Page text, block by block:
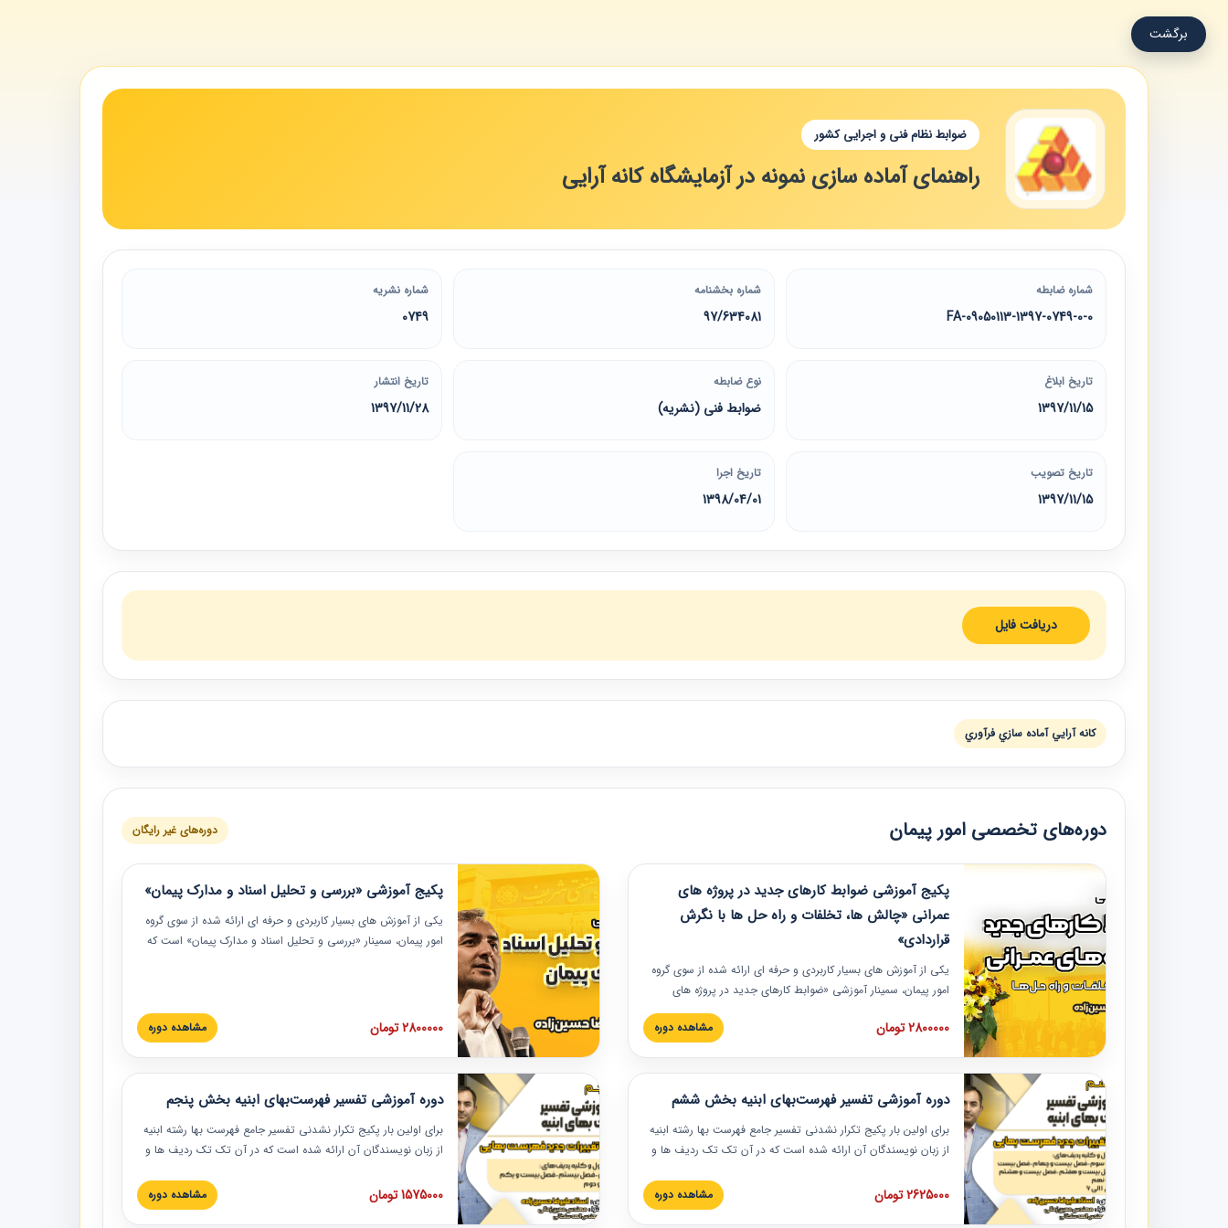
برگشت
ضوابط نظام فنی و اجرایی کشور
راهنمای آماده سازی نمونه در آزمایشگاه کانه آرایی
شماره ضابطه
09050113-1397-0749-0-0-FA
شماره بخشنامه
97/634081
شماره نشریه
0749
تاریخ ابلاغ
1397/11/15
نوع ضابطه
ضوابط فنی (نشریه)
تاریخ انتشار
1397/11/28
تاریخ تصویب
1397/11/15
تاریخ اجرا
1398/04/01
دریافت فایل
كانه آرايي آماده سازي فرآوري
دوره‌های تخصصی امور پیمان دوره‌های غیر رایگان
پکیج آموزشی ضوابط کارهای جدید در پروژه های
عمرانی «چالش ها، تخلفات و راه حل ها با نگرش
قراردادی»
یکی از آموزش‏‏‏‏‏‏ های بسیار کاربردی و حرفه‏ ای ارائه شده از سوی گروه
امور پیمان، سمینار آموزشی «ضوابط کارهای جدید در پروژه های
عمرانی» چالش ها، تخلفات و راه حل ها با نگرش قراردادی است که
در محل سندیکای شرکت های ساختمانی کشور ارائه شد. در این
به همراه تجربیات عملی ارائه شده است.
2800000 تومان مشاهده دوره
پکیج آموزشی «بررسی و تحلیل اسناد و مدارک پیمان»
یکی از آموزش‏‏‏‏‏‏ های بسیار کاربردی و حرفه‏ ای ارائه شده از سوی گروه
امور پیمان، سمینار «بررسی و تحلیل اسناد و مدارک پیمان» است که
عملی در این خصوص ارائه شده است.
2800000 تومان مشاهده دوره
دوره آموزشی تفسیر فهرست‌بهای ابنیه بخش ششم
برای اولین بار پکیج تکرار نشدنی تفسیر جامع فهرست بها رشته ابنیه
از زبان نویسندگان آن ارائه شده است که در آن تک تک ردیف ها و
تصویری بوده و به همراه تصاویر عملیات اجرایی مرتبط با ردیف های
فهرست بها ارائه شده است. این دوره با کلام مهندس
2625000 تومان مشاهده دوره
دوره آموزشی تفسیر فهرست‌بهای ابنیه بخش پنجم
برای اولین بار پکیج تکرار نشدنی تفسیر جامع فهرست بها رشته ابنیه
از زبان نویسندگان آن ارائه شده است که در آن تک تک ردیف ها و
تصویری بوده و به همراه تصاویر عملیات اجرایی مرتبط با ردیف های
فهرست بها ارائه شده است. این دوره با کلام مهندس
1575000 تومان مشاهده دوره